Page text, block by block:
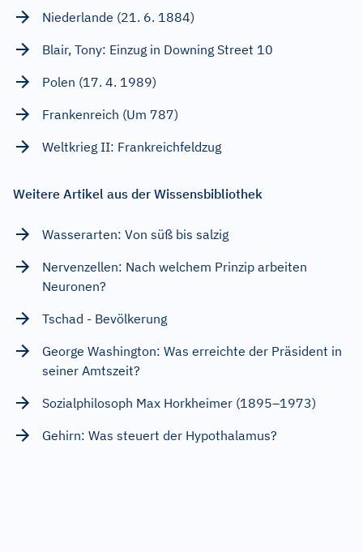
Niederlande (21. 6. 1884)
Blair, Tony: Einzug in Downing Street 10
Polen (17. 4. 1989)
Frankenreich (Um 787)
Weltkrieg II: Frankreichfeldzug
Weitere Artikel aus der Wissensbibliothek
Wasserarten: Von süß bis salzig
Nervenzellen: Nach welchem Prinzip arbeiten
Neuronen?
Tschad - Bevölkerung
George Washington: Was erreichte der Präsident in
seiner Amtszeit?
Sozialphilosoph Max Horkheimer (1895–1973)
Gehirn: Was steuert der Hypothalamus?